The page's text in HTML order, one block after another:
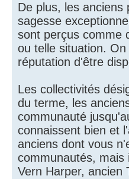
De plus, les
sagesse
sont perçus comme
ou telle situation.
réputation d'être
Les collectivités
du terme, les
communauté
connaissent bien et
anciens dont vous
communautés, mais
Vern Harper, ancien